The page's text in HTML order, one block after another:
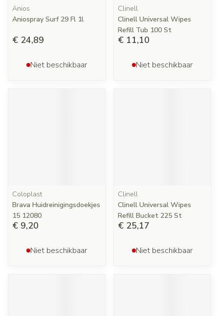
Anios
Aniospray Surf 29 Fl 1l
€ 24,89
Niet beschikbaar
Clinell
Clinell Universal Wipes
Refill Tub 100 St
€ 11,10
Niet beschikbaar
Coloplast
Brava Huidreinigingsdoekjes
15 12080
€ 9,20
Niet beschikbaar
Clinell
Clinell Universal Wipes
Refill Bucket 225 St
€ 25,17
Niet beschikbaar